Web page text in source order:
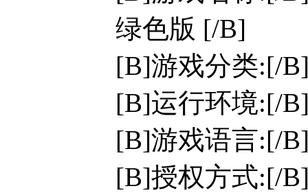
绿色版 [/B]
[B]游戏分类:[/
[B]运行环境:[/
[B]游戏语言:[/
[B]授权方式:[/